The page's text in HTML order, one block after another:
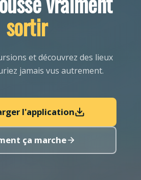
sortir
et découvrez des lieux
jamais vus autrement.
l'application
ça marche